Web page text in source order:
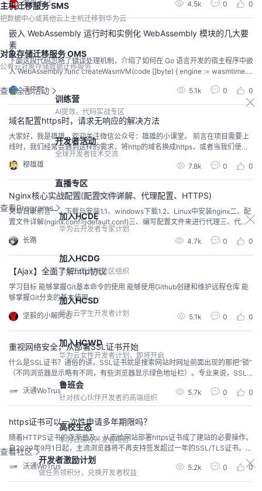
主机迁移服务 SMS
把数据中心或其他云上主机迁移到华为云
对象存储迁移服务 OMS
公有云对象存储数据迁移服务
查看全部活动
训练营
AI提效，代码实战专区
开发者活动
全球开发者技术交流
直播专区
大咖齐相聚，畅谈新科技
查看Programs
加入HCDE
华为云开发者专家计划
加入HCDG
华为云开发者社区组织
加入HCSD
华为云学生开发者计划
加入HCWD
华为云女性开发者计划，即将开启
鲁班会
针对核心伙伴开发者的高端组织
高校生态
华为云高校开发者项目
查看社区
开发者激励计划
做任务领积分，兑换开发者权益
龙哥手记 4.5k 0 0
嵌入 WebAssembly 运行时和实例化 WebAssembly 模块的几大要
素
下面这段代码忽略了错误处理机制，介绍了如何在 Go 语言开发的宿主程序中嵌
入 WebAssembly.func createWasmVM(code []byte) { engine := wasmtime.N
mtime.NewStore(...
汪子熙 5.1k 0 0
域名配置https时，请求无响应的解决方法
大家好，我是雄雄，欢迎关注微信公众号：雄雄的小课堂。 前言在项目需要上
线时，我们经常会遇到这样的需求，将http的域名换成https，或者当我们使用
小程序开发时，只支持https的请求方式，那么这个时候我们可能就得需要配置
一下https证书了，今天，我们就来看看如何配置https证书，包括遇到的一些坑
（南辕北辙搞了5个小时） 申请域名申请域名很简单，大家可以直接去各大云厂
商去申请即可，可以去...
穆雄雄 7.8k 0 0
Nginx核心实战配置(配置文件详解、代理配置、HTTPS)
文章目录前言一、下载与安装1.1、windows下载1.2、Linux中安装nginx二、配
置文件详解(nginx.conf与default.conf)三、编写配置文件来进行代理三、代理
配置与代理缓存四、HTTPS4.1、开启https服务4.2、实现访问HTTP的时候就
访问HTTPS实战1、静态网页部署（https）2、跨域配置3、代理服务器（多
组）proxy_pass中带上/的区别4、本地动静
长路 4.7k 0 0
【Ajax】全面了解http协议
学习目标 能够掌握Git基本命令的使用 能够使用Github创建和维护远程仓库 能
够掌握Git分支的基本使用
坚毅的小解同志 5.1k 0 0
重视网络安全，从部署SSL证书开始
什么是SSL证书？通俗的讲，SSL证书就是搜索网站时网址前面出现的那把“锁”
（不同浏览器显示略有不同，有些浏览器显示绿色地址栏）。专业来说，SSL
证书是数字证书的一种，采用安全套接字层协议SSL在Web服务器和浏览器之
间建立一条安全通道，能够对传输的信息进行加密，从而对网站信息传输起到
保护作用。部署了SSL证书的网站会在浏览器显示“小锁+https”或者显示绿色地
沃通WoTrus 5.7k 0 0
https证书可以一次性申请多年期限吗？
随着HTTPS证书的逐渐普及，从而给网站部署https证书成了建站的必要操作。
自2020年9月1日起，主流浏览器将不再支持签发超过一年的SSL/TLS证书。为
了更有效地保护用户，证书必须每年更新一次，以避免您的网站从主流的浏览
器中消失的风险，那么有办法可以延长https证书的使用期限呢？首先要想延长
https证书的使用期限的话，前提是要知道如何查看https证书有效期？通过浏览
沃通WoTrus 5.2k 0 0